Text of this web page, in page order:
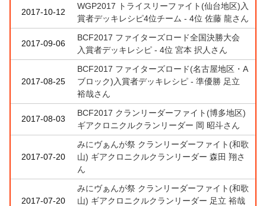
2017-10-12
WGP2017 トライスリーファイト(仙台地区)入
賞者デッキレシピ4位チーム - 4位 佐藤 龍さん
2017-09-06
BCF2017 ファイターズロード全国決勝大会
入賞者デッキレシピ - 4位 宮本 択人さん
2017-08-25
BCF2017 ファイターズロード(名古屋地区・A
ブロック)入賞者デッキレシピ - 準優勝 足立
裕哉さん
2017-08-03
BCF2017 クランリーダーファイト(博多地区)
ギアクロニクルクランリーダー 岡 昭斗さん
2017-07-20
みにヴぁんが祭 クランリーダーファイト(和歌
山) ギアクロニクルクランリーダー 森田 翔さ
ん
2017-07-20
みにヴぁんが祭 クランリーダーファイト(和歌
山) ギアクロニクルクランリーダー 足立 裕哉